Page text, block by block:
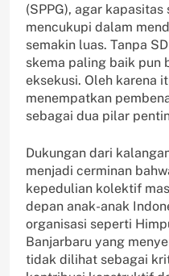
(SPPG), agar
mencukupi dalam
semakin luas. Tanpa
skema paling baik pun
eksekusi. Oleh karena
menempatkan
sebagai dua pilar
Dukungan dari
menjadi cerminan
kepedulian kolektif
depan anak-anak
organisasi seperti
Banjarbaru yang
tidak dilihat sebagai